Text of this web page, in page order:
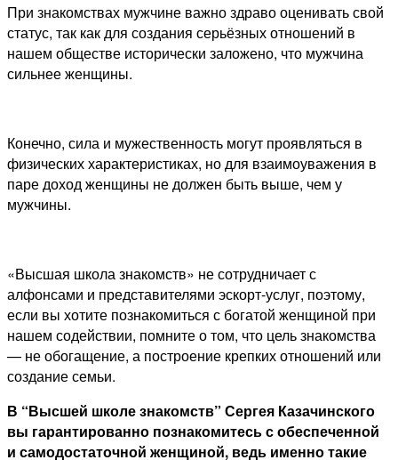
При знакомствах мужчине важно здраво оценивать свой
статус, так как для создания серьёзных отношений в
нашем обществе исторически заложено, что мужчина
сильнее женщины.
Конечно, сила и мужественность могут проявляться в
физических характеристиках, но для взаимоуважения в
паре доход женщины не должен быть выше, чем у
мужчины.
«Высшая школа знакомств» не сотрудничает с
алфонсами и представителями эскорт-услуг, поэтому,
если вы хотите познакомиться с богатой женщиной при
нашем содействии, помните о том, что цель знакомства
— не обогащение, а построение крепких отношений или
создание семьи.
В “Высшей школе знакомств” Сергея Казачинского
вы гарантированно познакомитесь с обеспеченной
и самодостаточной женщиной, ведь именно такие